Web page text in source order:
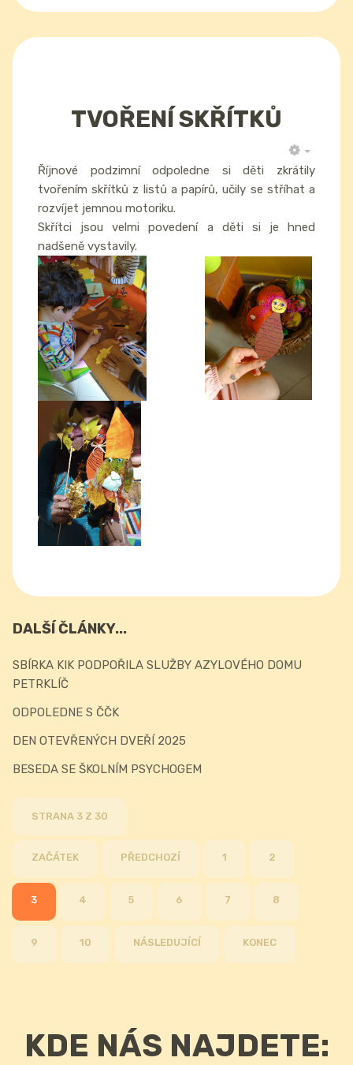
TVOŘENÍ SKŘÍTKŮ
Říjnové podzimní odpoledne si děti zkrátily
tvořením skřítků z listů a papírů, učily se stříhat a
rozvíjet jemnou motoriku.
Skřítci jsou velmi povedení a děti si je hned
nadšeně vystavily.
DALŠÍ ČLÁNKY...
SBÍRKA KIK PODPOŘILA SLUŽBY AZYLOVÉHO DOMU
PETRKLÍČ
ODPOLEDNE S ČČK
DEN OTEVŘENÝCH DVEŘÍ 2025
BESEDA SE ŠKOLNÍM PSYCHOGEM
STRANA 3 Z 30
ZAČÁTEK PŘEDCHOZÍ 1 2
3 4 5 6 7 8
9 10 NÁSLEDUJÍCÍ KONEC
KDE NÁS NAJDETE: